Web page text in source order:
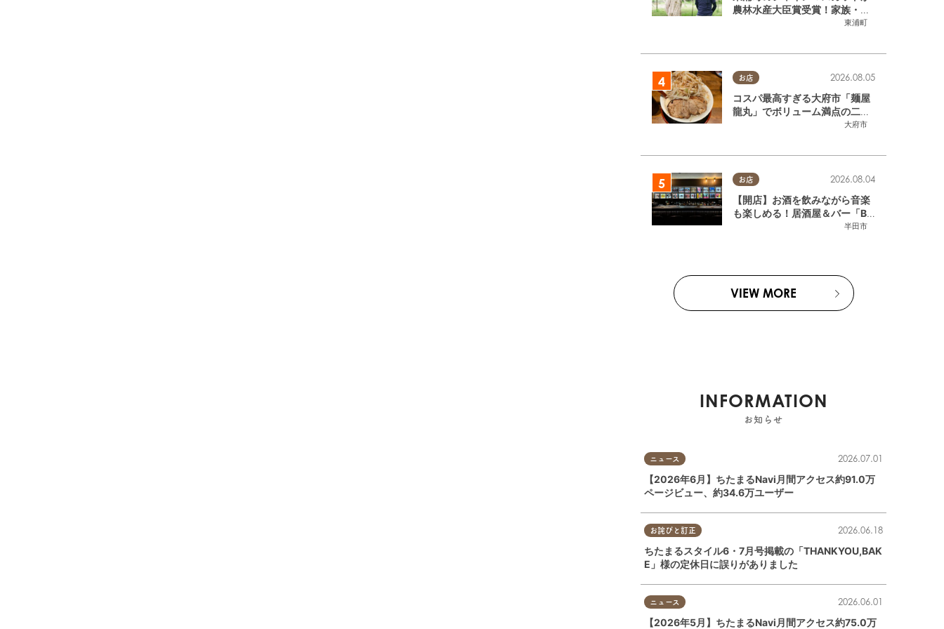
東浦町
農林水産大臣賞受賞！家族・仲
間と歩んだ「水野農園」ブドウ
お店
大府市
2026.08.05
コスパ最高すぎる大府市「麺屋
龍丸」でボリューム満点の二郎
系ラーメンを堪能してきた
お店
半田市
2026.08.04
【開店】お酒を飲みながら音楽
も楽しめる！居酒屋＆バー「BL
OOMY (ブルーミー)」が7/3
VIEW MORE
INFORMATION
お知らせ
ニュース 2026.07.01
【2026年6月】ちたまるNavi月間アクセス約91.0万
ページビュー、約34.6万ユーザー
お詫びと訂正 2026.06.18
ちたまるスタイル6・7月号掲載の「THANKYOU,BAK
E」様の定休日に誤りがありました
ニュース 2026.06.01
【2026年5月】ちたまるNavi月間アクセス約75.0万